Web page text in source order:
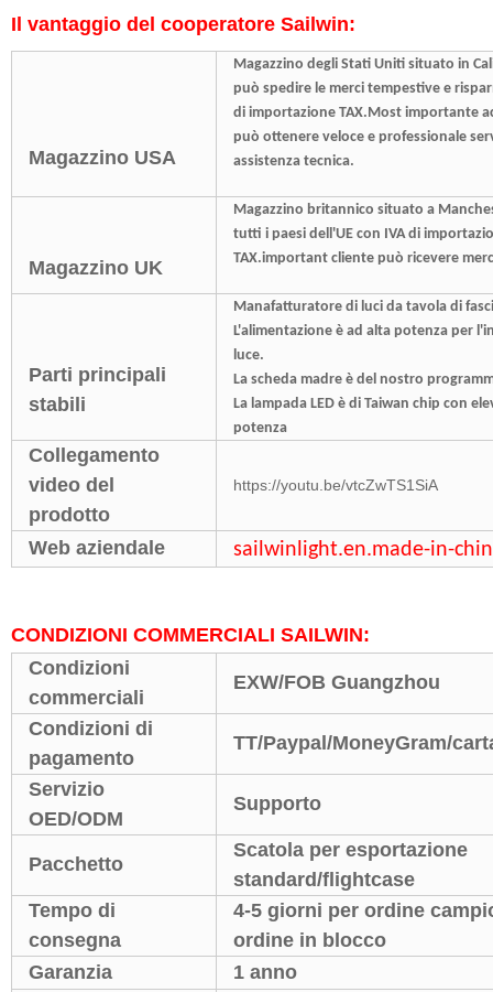
Il vantaggio del cooperatore Sailwin:
Magazzino USA
Magazzino degli Stati Uniti situato in
può spedire le merci tempestive e
di importazione TAX.Most importante
può ottenere veloce e professionale
assistenza tecnica.
Magazzino UK
Magazzino britannico situato a
tutti i paesi dell'UE con IVA di
TAX.important cliente può ricevere
Parti principali
stabili
Manafatturatore di luci da tavola di
L'alimentazione è ad alta potenza per
luce.
La scheda madre è del nostro
La lampada LED è di Taiwan chip con
potenza
Collegamento
video del
prodotto
https://youtu.be/vtcZwTS1SiA
Web aziendale sailwinlight.en.made-in-
CONDIZIONI COMMERCIALI SAILWIN:
Condizioni
commerciali
EXW/FOB Guangzhou
Condizioni di
pagamento
TT/Paypal/MoneyGram/
Servizio
OED/ODM
Supporto
Pacchetto
Scatola per esportazione
standard/flightcase
Tempo di
consegna
4-5 giorni per ordine
ordine in blocco
Garanzia
1 anno